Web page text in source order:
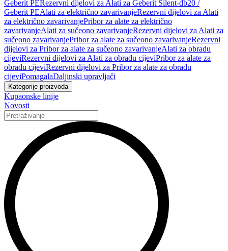
Geberit PERezervni dijelovi za Alati za Geberit Silent-db20 /
Geberit PEAlati za električno zavarivanjeRezervni dijelovi za Alati
za električno zavarivanjePribor za alate za električno
zavarivanjeAlati za sučeono zavarivanjeRezervni dijelovi za Alati za
sučeono zavarivanjePribor za alate za sučeono zavarivanjeRezervni
dijelovi za Pribor za alate za sučeono zavarivanjeAlati za obradu
cijeviRezervni dijelovi za Alati za obradu cijeviPribor za alate za
obradu cijeviRezervni dijelovi za Pribor za alate za obradu
cijeviPomagalaDaljinski upravljači
Kategorije proizvoda
Kupaonske linije
Novosti